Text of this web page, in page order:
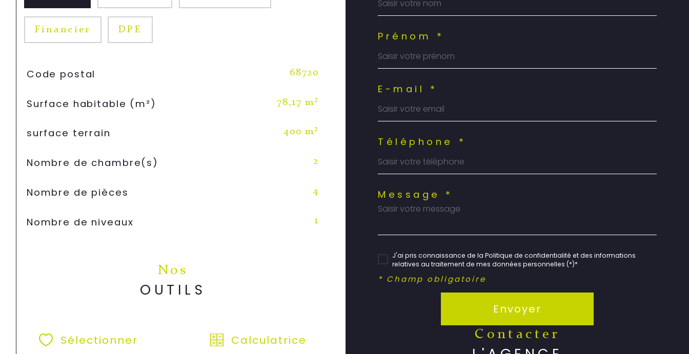
Financier DPE
TRAD_SIROCCO_Caracteristique
Code postal 68720
Surface habitable (m²) 78,17 m²
surface terrain 400 m²
Nombre de chambre(s) 2
Nombre de pièces 4
Nombre de niveaux 1
Nos
OUTILS
Sélectionner
Calculatrice
Prénom *
E-mail *
Téléphone *
Message *
J'ai pris connaissance de la Politique de confidentialité et des informations
relatives au traitement de mes données personnelles (*)*
* Champ obligatoire
Envoyer
contacter